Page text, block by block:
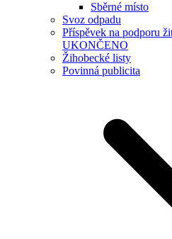
Sběrné místo
Svoz odpadu
Příspěvek na podporu
UKONČENO
Žihobecké listy
Povinná publicita